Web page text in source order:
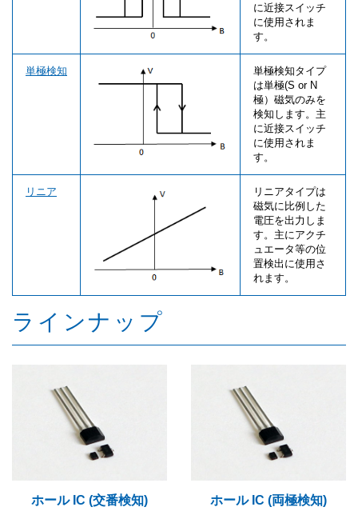
に近接スイッチ
に使用されま
す。
単極検知
単極検知タイプ
は単極(S or N
極）磁気のみを
検知します。主
に近接スイッチ
に使用されま
す。
リニア
リニアタイプは
磁気に比例した
電圧を出力しま
す。主にアクチ
ュエータ等の位
置検出に使用さ
れます。
ラインナップ
ホール IC (交番検知) ホール IC (両極検知)